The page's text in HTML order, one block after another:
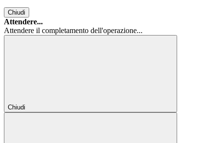
Chiudi
Attendere...
Attendere il completamento dell'operazione...
Chiudi